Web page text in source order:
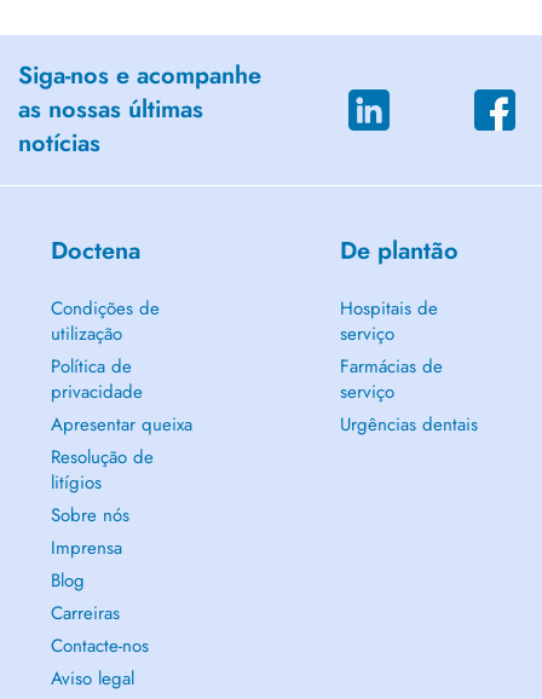
Siga-nos e acompanhe
as nossas últimas
notícias
Doctena
Condições de
utilização
Política de
privacidade
Apresentar queixa
Resolução de
litígios
Sobre nós
Imprensa
Blog
Carreiras
Contacte-nos
Aviso legal
De plantão
Hospitais de
serviço
Farmácias de
serviço
Urgências dentais